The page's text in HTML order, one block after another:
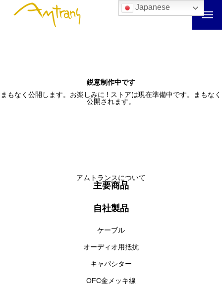
鋭意制作中です
まもなく公開します。お楽しみに ! ストアは現在準備中です。まもなく
公開されます。
アムトランスについて
主要商品
自社製品
ケーブル
オーディオ用抵抗
キャパシター
OFC金メッキ線
Japanese